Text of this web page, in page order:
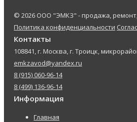
© 2026 ООО "ЭМКЗ" - продажа,
Политика конфиденциальности
Контакты
108841, г. Москва, г. Троицк,
emkzavod@yandex.ru
8 (915) 060-96-14
8 (499) 136-96-14
Информация
Главная